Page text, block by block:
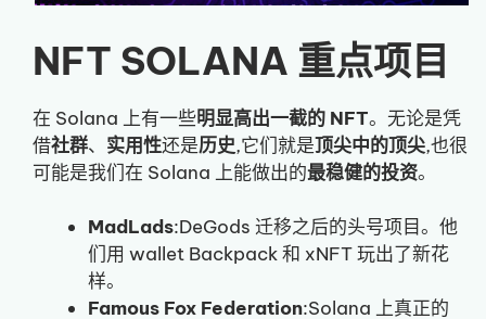
NFT SOLANA 重点项目
在 Solana 上有一些明显高出一截的 NFT。无论是凭
借社群、 实用性还是历史,它们就是顶尖中的顶尖,也很
可能是我们在 Solana 上能做出的最稳健的投资。
MadLads:DeGods 迁移之后的头号项目。他
们用 wallet Backpack 和 xNFT 玩出了新花
样。
Famous Fox Federation:Solana 上真正的